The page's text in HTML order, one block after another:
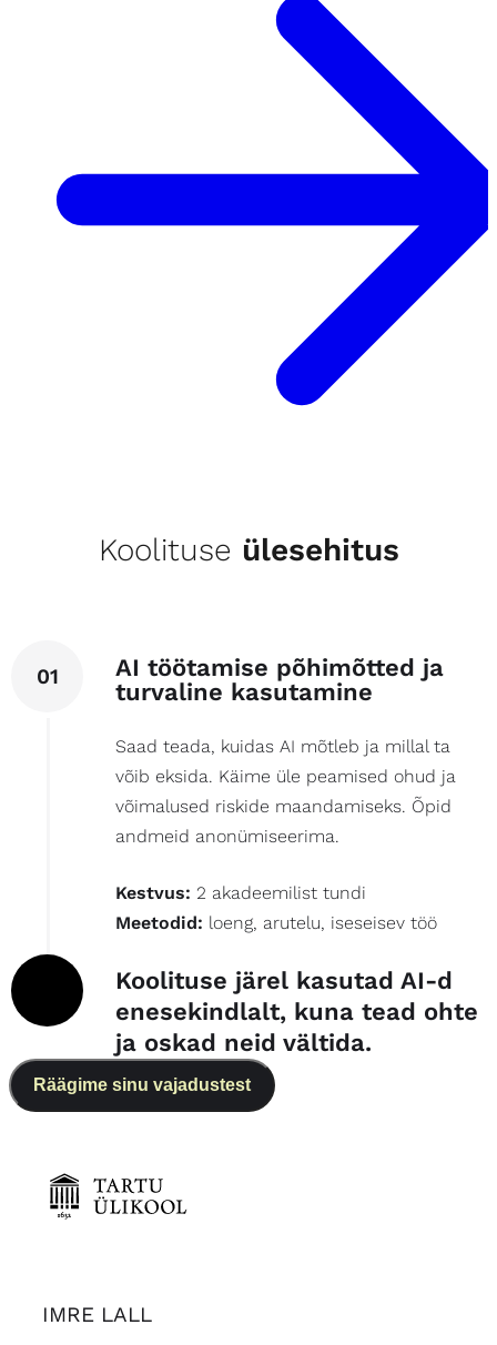
Koolituse ülesehitus
01
AI töötamise põhimõtted ja
turvaline kasutamine
Saad teada, kuidas AI mõtleb ja millal ta
võib eksida. Käime üle peamised ohud ja
võimalused riskide maandamiseks. Õpid
andmeid anonümiseerima.
Kestvus: 2 akadeemilist tundi
Meetodid: loeng, arutelu, iseseisev töö
Koolituse järel kasutad AI-d
enesekindlalt, kuna tead ohte
ja oskad neid vältida.
Räägime sinu vajadustest
IMRE LALL